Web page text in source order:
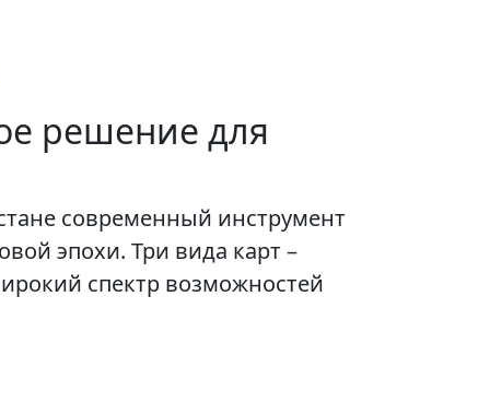
решение для
современный инструмент
эпохи. Три вида карт –
спектр возможностей